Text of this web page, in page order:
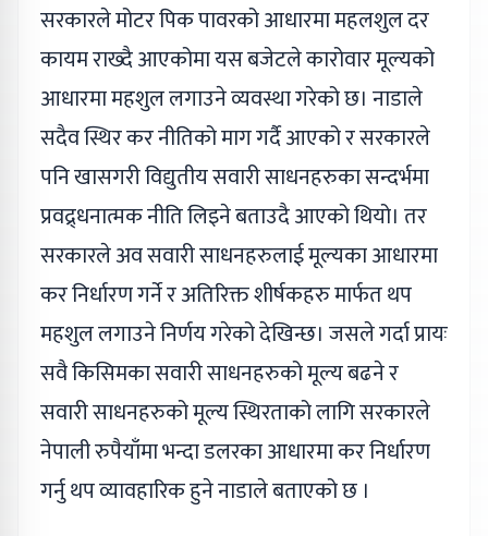
सरकारले मोटर पिक पावरको आधारमा महलशुल दर
कायम राख्दै आएकोमा यस बजेटले कारोवार मूल्यको
आधारमा महशुल लगाउने व्यवस्था गरेको छ। नाडाले
सदैव स्थिर कर नीतिको माग गर्दै आएको र सरकारले
पनि खासगरी विद्युतीय सवारी साधनहरुका सन्दर्भमा
प्रवद्र्धनात्मक नीति लिइने बताउदै आएको थियो। तर
सरकारले अव सवारी साधनहरुलाई मूल्यका आधारमा
कर निर्धारण गर्ने र अतिरिक्त शीर्षकहरु मार्फत थप
महशुल लगाउने निर्णय गरेको देखिन्छ। जसले गर्दा प्रायः
सवै किसिमका सवारी साधनहरुको मूल्य बढने र
सवारी साधनहरुको मूल्य स्थिरताको लागि सरकारले
नेपाली रुपैयाँमा भन्दा डलरका आधारमा कर निर्धारण
गर्नु थप व्यावहारिक हुने नाडाले बताएको छ ।